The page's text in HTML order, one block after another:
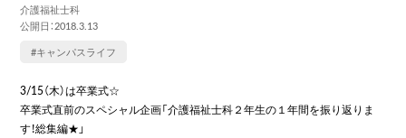
介護福祉士科
公開日：2018.3.13
#キャンパスライフ
3/15（木）は卒業式☆
卒業式直前のスペシャル企画「介護福祉士科２年生の１年間を振り返りま
す！総集編★」